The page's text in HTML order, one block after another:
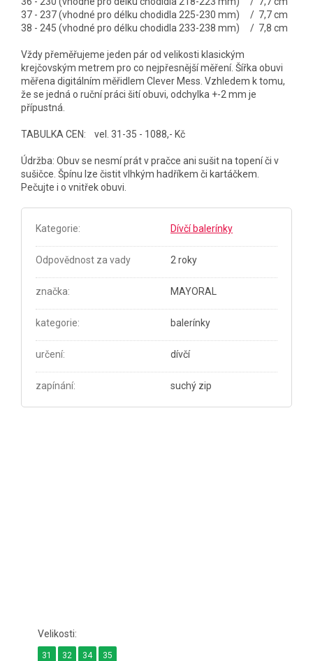
37 - 237 (vhodné pro délku chodidla 225-230 mm) / 7,7 cm
38 - 245 (vhodné pro délku chodidla 233-238 mm) / 7,8 cm
Vždy přeměřujeme jeden pár od velikosti klasickým
krejčovským metrem pro co nejpřesnější měření. Šířka obuvi
měřena digitálním měřidlem Clever Mess. Vzhledem k tomu,
že se jedná o ruční práci šití obuvi, odchylka +-2 mm je
přípustná.
TABULKA CEN: vel. 31-35 - 1088,- Kč
Údržba: Obuv se nesmí prát v pračce ani sušit na topení či v
sušičce. Špínu lze čistit vlhkým hadříkem či kartáčkem.
Pečujte i o vnitřek obuvi.
Kategorie: Dívčí balerínky
Odpovědnost za vady 2 roky
značka: MAYORAL
kategorie: balerínky
určení: dívčí
zapínání: suchý zip
31 32 34 35